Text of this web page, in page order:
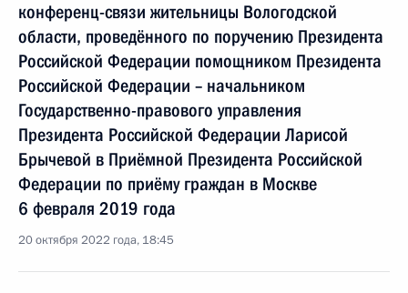
конференц-связи жительницы Вологодской
области, проведённого по поручению Президента
Российской Федерации помощником Президента
Российской Федерации – начальником
Государственно-правового управления
Президента Российской Федерации Ларисой
Брычевой в Приёмной Президента Российской
Федерации по приёму граждан в Москве
6 февраля 2019 года
20 октября 2022 года, 18:45